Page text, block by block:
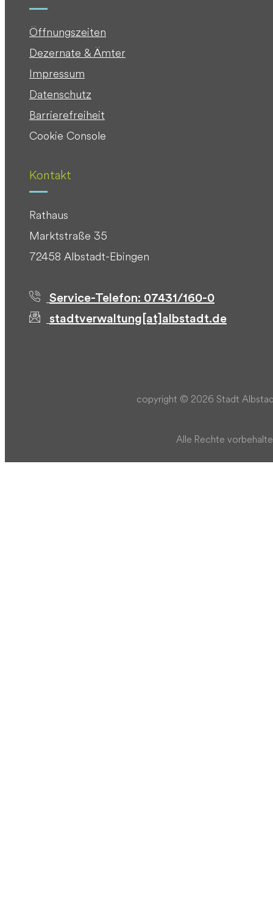
Öffnungszeiten
Dezernate & Ämter
Impressum
Datenschutz
Barrierefreiheit
Cookie Console
Kontakt
Rathaus
Marktstraße 35
72458 Albstadt-Ebingen
Service-Telefon: 07431/160-0
stadtverwaltung[at]albstadt.de
copyright © 2026 Stadt
Alle Rechte